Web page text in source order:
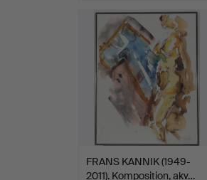
FRANS KANNIK (1949-
2011). Komposition, akv…